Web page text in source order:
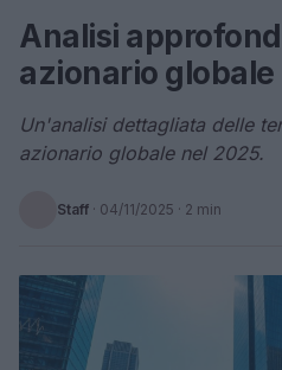
Analisi
azionario globale
Un'analisi dettagliata delle
azionario globale nel 2025.
Staff · 04/11/2025 · 2 min